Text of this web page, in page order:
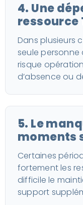
4. Une
ressource
Dans plusieurs
seule personne
risque
d’absence ou
5. Le
moments
Certaines
fortement les
difficile le
support